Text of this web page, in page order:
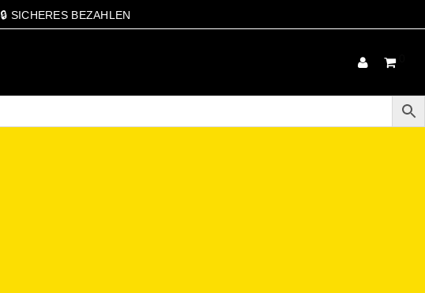
🔒 SICHERES BEZAHLEN